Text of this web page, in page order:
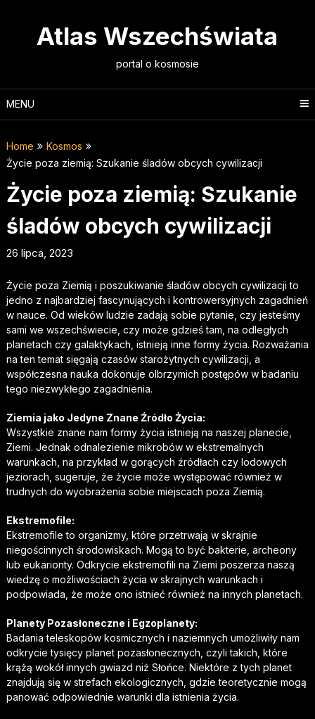
Atlas Wszechświata
portal o kosmosie
MENU
Home
Kosmos
Życie poza ziemią: Szukanie śladów obcych cywilizacji
Życie poza ziemią: Szukanie
śladów obcych cywilizacji
26 lipca, 2023
Życie poza Ziemią i poszukiwanie śladów obcych cywilizacji to
jedno z najbardziej fascynujących i kontrowersyjnych zagadnień
w nauce. Od wieków ludzie zadają sobie pytanie, czy jesteśmy
sami we wszechświecie, czy może gdzieś tam, na odległych
planetach czy galaktykach, istnieją inne formy życia. Rozważania
na ten temat sięgają czasów starożytnych cywilizacji, a
współczesna nauka dokonuje olbrzymich postępów w badaniu
tego niezwykłego zagadnienia.
Ziemia jako Jedyne Znane Źródło Życia:
Wszystkie znane nam formy życia istnieją na naszej planecie,
Ziemi. Jednak odnalezienie mikrobów w ekstremalnych
warunkach, na przykład w gorących źródłach czy lodowych
jeziorach, sugeruje, że życie może występować również w
trudnych do wyobrażenia sobie miejscach poza Ziemią.
Ekstremofile:
Ekstremofile to organizmy, które przetrwają w skrajnie
niegościnnych środowiskach. Mogą to być bakterie, archeony
lub eukarionty. Odkrycie ekstremofili na Ziemi poszerza naszą
wiedzę o możliwościach życia w skrajnych warunkach i
podpowiada, że może ono istnieć również na innych planetach.
Planety Pozasłoneczne i Egzoplanety:
Badania teleskopów kosmicznych i naziemnych umożliwiły nam
odkrycie tysięcy planet pozasłonecznych, czyli takich, które
krążą wokół innych gwiazd niż Słońce. Niektóre z tych planet
znajdują się w strefach ekologicznych, gdzie teoretycznie mogą
panować odpowiednie warunki dla istnienia życia.